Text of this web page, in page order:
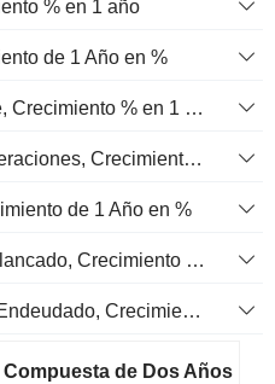
% en 1 año
de 1 Año en %
Valor Contable Tangible, Crecimiento % en 1 año
Flujo de Efectivo de Operaciones, Crecimiento de 1 Año en %
de 1 Año en %
Flujo de Caja Libre Apalancado, Crecimiento de 1 Año %
Flujo de Caja Libre No Endeudado, Crecimiento de 1 Año %
de Dos Años